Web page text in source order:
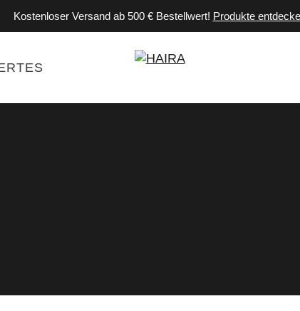
Kostenloser Versand ab 500 € Bestellwert! Produkte